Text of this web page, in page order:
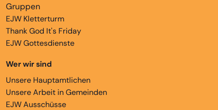
Gruppen
EJW Kletterturm
Thank God It's Friday
EJW Gottesdienste
Wer wir sind
Unsere Hauptamtlichen
Unsere Arbeit in Gemeinden
EJW Ausschüsse